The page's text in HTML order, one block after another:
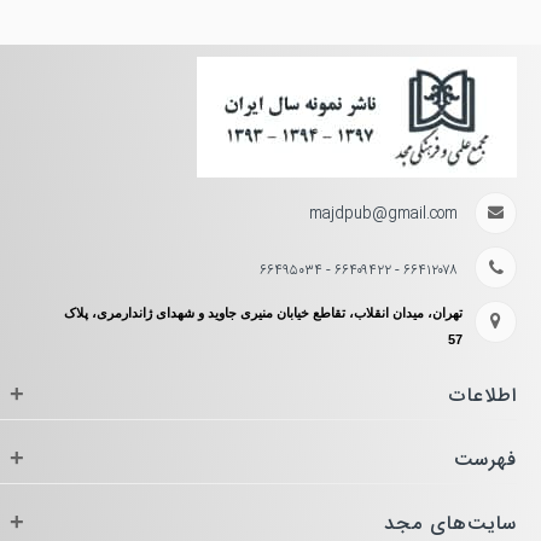
majdpub@gmail.com
۶۶۴۱۲۰۷۸ - ۶۶۴۰۹۴۲۲ - ۶۶۴۹۵۰۳۴
تهران، میدان انقلاب، تقاطع خیابان منیری جاوید و شهدای ژاندارمری، پلاک
57
اطلاعات +
فهرست +
سایت‌های مجد +